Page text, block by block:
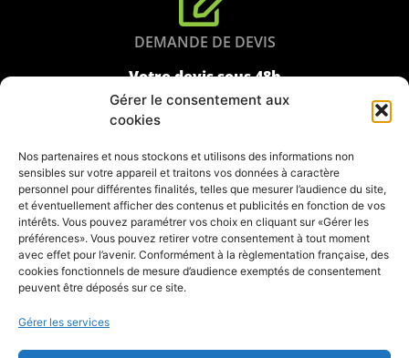
Gérer le consentement aux
cookies
Nos partenaires et nous stockons et utilisons des informations non
sensibles sur votre appareil et traitons vos données à caractère
personnel pour différentes finalités, telles que mesurer l’audience du site,
et éventuellement afficher des contenus et publicités en fonction de vos
intérêts. Vous pouvez paramétrer vos choix en cliquant sur «Gérer les
préférences». Vous pouvez retirer votre consentement à tout moment
avec effet pour l’avenir. Conformément à la règlementation française, des
cookies fonctionnels de mesure d’audience exemptés de consentement
peuvent être déposés sur ce site.
Gérer les services
DEMANDE DE DEVIS
Votre devis sous 48h
CONTACT
Contactez-nous